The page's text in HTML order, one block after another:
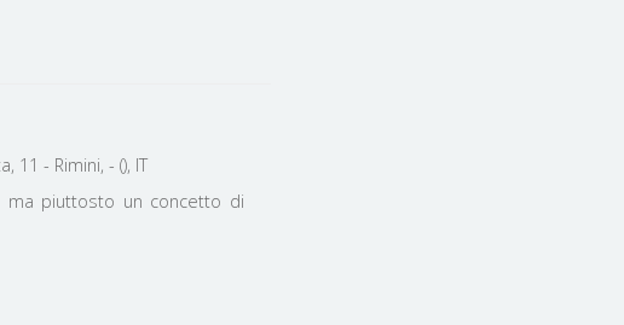
Disco bar & Live music Riccione - V.le Regina Margherita, 11 - Rimini, - (), IT
ma piuttosto un concetto di